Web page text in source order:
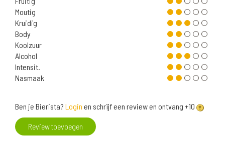
Moutig
Kruidig
Body
Koolzuur
Alcohol
Intensit.
Nasmaak
Ben je Bierista? Login en schrijf een review en ontvang +10
Review toevoegen